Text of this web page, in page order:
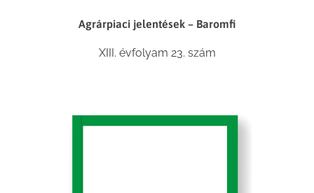
Agrárpiaci jelentések – Baromfi
XIII. évfolyam 23. szám